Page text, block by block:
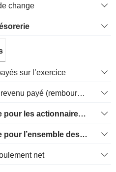
change
sur l’exercice
Trésorerie Impôt sur le revenu payé (remboursement)Impôt effectivement payé (remboursé) sur l’exercice
Flux de trésorerie libre pour les actionnaires FCFE
Flux de trésorerie libre pour l’ensemble des pourvoyeurs de fonds (créanciers et actionnaires) FCFF
net